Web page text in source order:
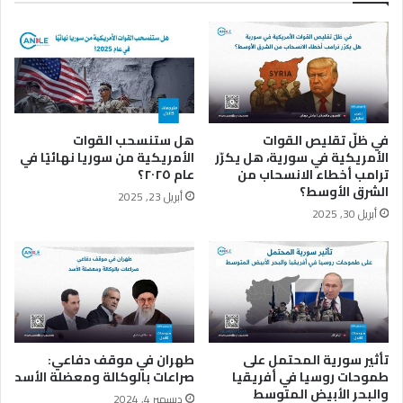
ت
ب
ا
م
ج
م
و
ع
ة
ف
ا
غ
ن
ر
ق
د
ا
ن
ت
س
ل
ح
ة
ا
ل
ك
ي
م
ي
ا
ئ
ي
ي
ه
ي
ئ
ف
ر
في ظلّ تقليص القوات
الأمريكية في سورية، هل يكرّر
ترامب أخطاء الانسحاب من
الشرق الأوسط؟
أبريل 30, 2025
هل ستنسحب القوات
الأمريكية من سوريا نهائيًا في
عام ٢٠٢٥؟
أبريل 23, 2025
تأثير سورية المحتمل على
طموحات روسيا في أفريقيا
والبحر الأبيض المتوسط
طهران في موقف دفاعي:
صراعات بالوكالة ومعضلة الأسد